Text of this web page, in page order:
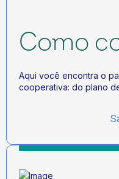
Como
Aqui você encontra o
cooperativa: do plano